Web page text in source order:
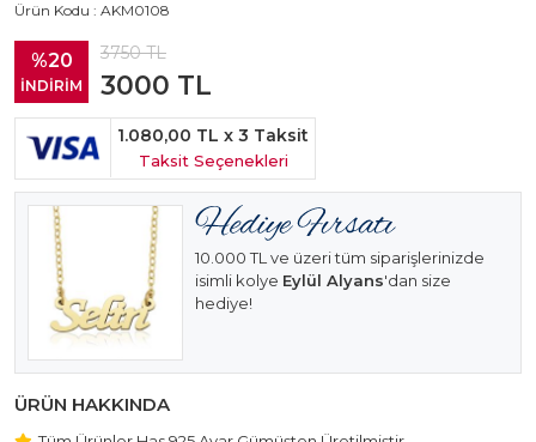
Ürün Kodu : AKM0108
%20
İNDİRİM
3750TL
3000 TL
1.080,00 TL x 3 Taksit
Taksit Seçenekleri
10.000 TL ve üzeri tüm siparişlerinizde
isimli kolye Eylül Alyans'dan size
hediye!
ÜRÜN HAKKINDA